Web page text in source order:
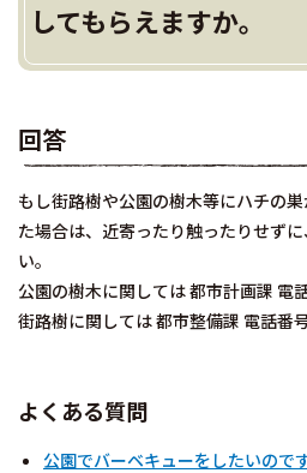
してもらえますか。
回答
もし街路樹や公園の樹木等にハチの
た場合は、近寄ったり触ったりせず
い。
公園の樹木に関しては 都市計画課 電
街路樹に関しては 都市整備課 電話番
よくある質問
公園でバーベキューをしたいのです